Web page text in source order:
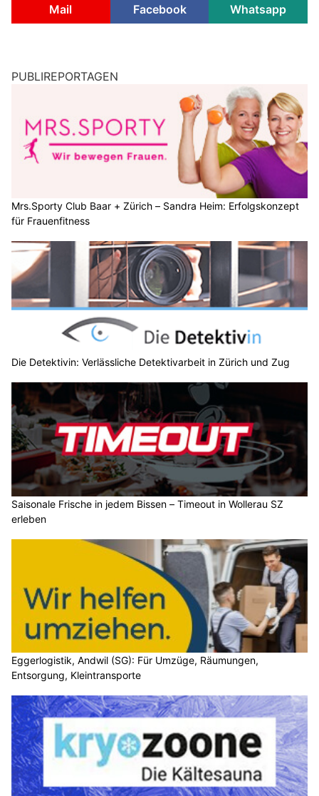
Mail Facebook Whatsapp
PUBLIREPORTAGEN
Mrs.Sporty Club Baar + Zürich – Sandra Heim: Erfolgskonzept
für Frauenfitness
Die Detektivin: Verlässliche Detektivarbeit in Zürich und Zug
Saisonale Frische in jedem Bissen – Timeout in Wollerau SZ
erleben
Eggerlogistik, Andwil (SG): Für Umzüge, Räumungen,
Entsorgung, Kleintransporte